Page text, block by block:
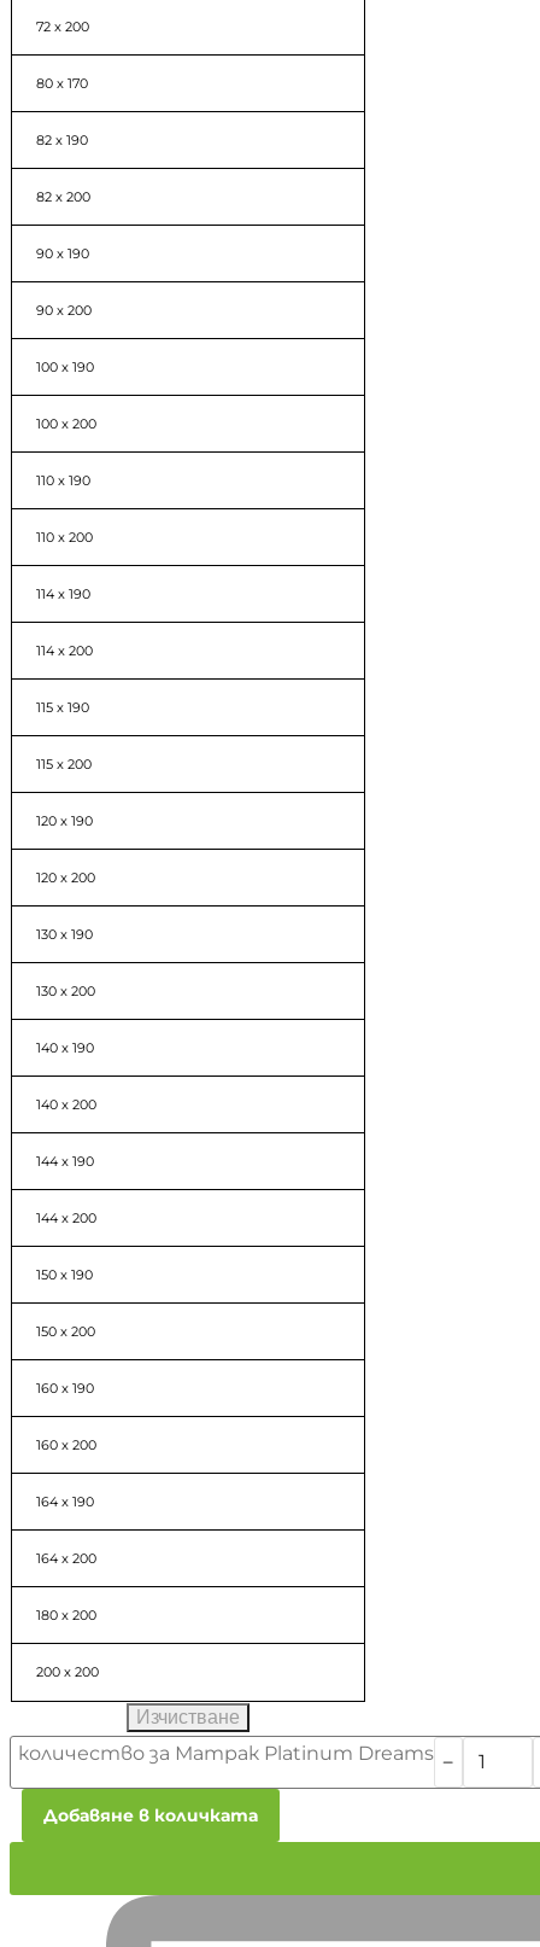
72 x 200
80 x 170
82 x 190
82 x 200
90 x 190
90 x 200
100 x 190
100 x 200
110 x 190
110 x 200
114 x 190
114 x 200
115 x 190
115 x 200
120 x 190
120 x 200
130 x 190
130 x 200
140 x 190
140 x 200
144 x 190
144 x 200
150 x 190
150 x 200
160 x 190
160 x 200
164 x 190
164 x 200
180 x 200
200 x 200
Изчистване
количество за Матрак Platinum Dreams ﹣
Добавяне в количката